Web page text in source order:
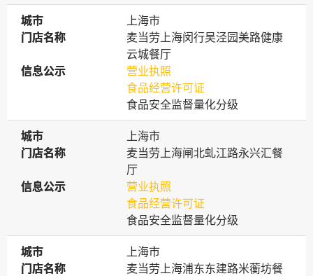
城市
城市
上海市
门店名称
门店名称
麦当劳上海闵行吴泾园美路健康
云城餐厅
信息公示
信息公示
营业执照
食品经营许可证
食品安全监督量化分级
城市
城市
上海市
门店名称
门店名称
麦当劳上海闸北虬江路永兴汇餐
厅
信息公示
信息公示
营业执照
食品经营许可证
食品安全监督量化分级
城市
城市
上海市
门店名称
门店名称
麦当劳上海浦东东建路米蘅坊餐